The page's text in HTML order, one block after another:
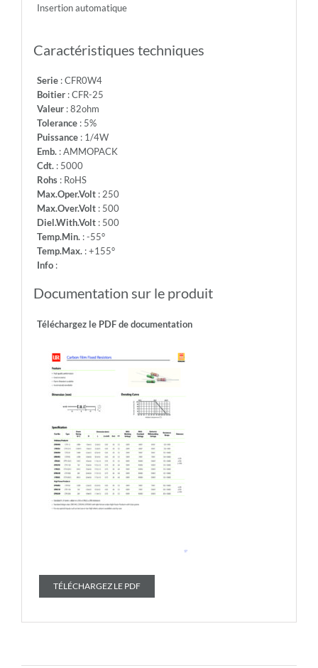
Temp.Max.:
Info:
Insertion automatique
Caractéristiques techniques
Serie: CFR0W4
Boitier: CFR-25
Valeur: 82ohm
Tolerance: 5%
Puissance: 1/4W
Emb.: AMMOPACK
Cdt.: 5000
Rohs: RoHS
Max.Oper.Volt: 250
Max.Over.Volt: 500
Diel.With.Volt: 500
Temp.Min.: -55°
Temp.Max.: +155°
Info:
Documentation sur le produit
Téléchargez le PDF de documentation
TÉLÉCHARGEZ LE PDF